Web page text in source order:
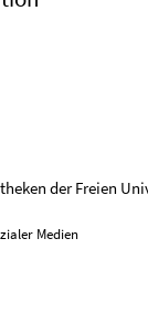
der Freien
Medien